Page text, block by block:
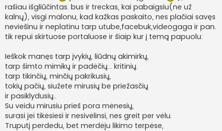
rašiau išgliūčintas. bus ir treckas, kai pabaigsiu(ne už
kalnų), visgi malonu, kad kažkas paskaito, nes plačiai savęs
neviešinu ir neplatinu tarp utube,facebuk,videogaga ir pan.
tik repui skirtuose portaluose ir šiaip kur į temą papuolu:
Ieškok manęs tarp įvykių, liūdnų akimirkų,
tarp šimto mimikų ir padėčių... kritinių.
tarp tikinčių, minčių pakrikusių,
tokių pačių, siužete mirusių be priežasčių
ir pasiklydusių..
Su veidu mirusiu prieš pora mėnesių,
surasi jei tikėsiesi ir nesivėlinsi, nes greit per vėlu.
Truputį perdedu, bet merdėju likimo terpėse,